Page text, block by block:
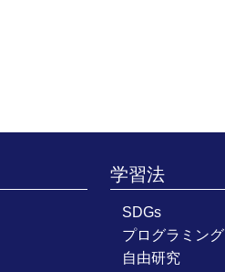
学習法
SDGs
プログラミング
自由研究